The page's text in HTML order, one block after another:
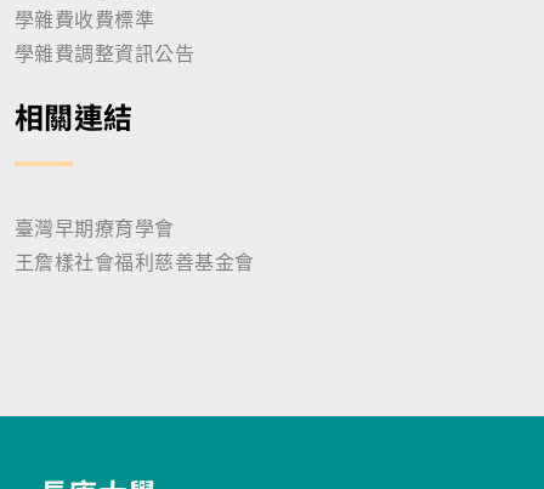
學雜費收費標準
學雜費調整資訊公告
相關連結
臺灣早期療育學會
王詹樣社會福利慈善基金會